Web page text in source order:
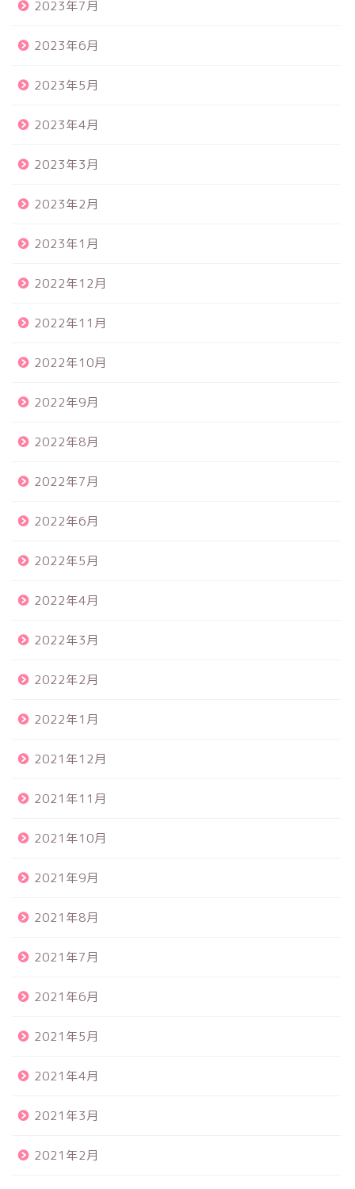
2023年7月
2023年6月
2023年5月
2023年4月
2023年3月
2023年2月
2023年1月
2022年12月
2022年11月
2022年10月
2022年9月
2022年8月
2022年7月
2022年6月
2022年5月
2022年4月
2022年3月
2022年2月
2022年1月
2021年12月
2021年11月
2021年10月
2021年9月
2021年8月
2021年7月
2021年6月
2021年5月
2021年4月
2021年3月
2021年2月